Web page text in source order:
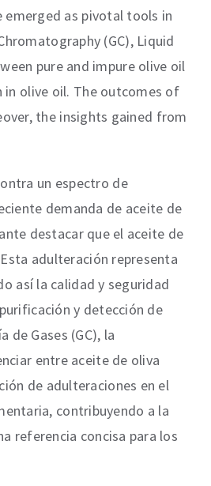
as pivotal tools in
(GC), Liquid
pure and impure olive oil
olive oil. The outcomes of
the insights gained from
un espectro de
demanda de aceite de
destacar que el aceite de
adulteración representa
así la calidad y seguridad
y detección de
Gases (GC), la
entre aceite de oliva
de adulteraciones en el
contribuyendo a la
referencia concisa para los